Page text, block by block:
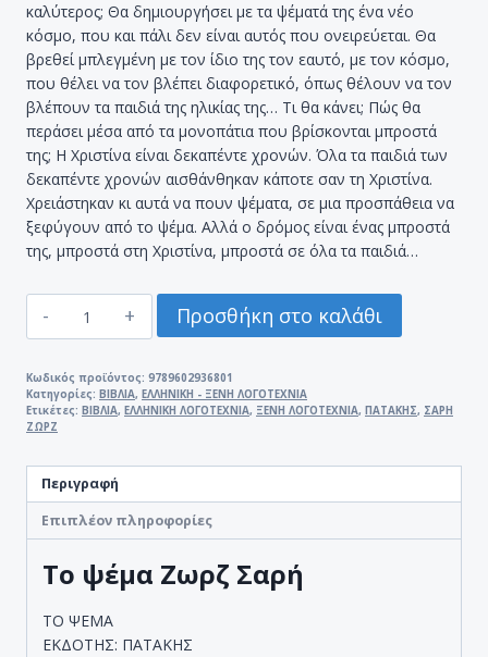
καλύτερος; Θα δημιουργήσει με τα ψέματά της ένα νέο
κόσμο, που και πάλι δεν είναι αυτός που ονειρεύεται. Θα
βρεθεί μπλεγμένη με τον ίδιο της τον εαυτό, με τον κόσμο,
που θέλει να τον βλέπει διαφορετικό, όπως θέλουν να τον
βλέπουν τα παιδιά της ηλικίας της… Τι θα κάνει; Πώς θα
περάσει μέσα από τα μονοπάτια που βρίσκονται μπροστά
της; Η Χριστίνα είναι δεκαπέντε χρονών. Όλα τα παιδιά των
δεκαπέντε χρονών αισθάνθηκαν κάποτε σαν τη Χριστίνα.
Χρειάστηκαν κι αυτά να πουν ψέματα, σε μια προσπάθεια να
ξεφύγουν από το ψέμα. Αλλά ο δρόμος είναι ένας μπροστά
της, μπροστά στη Χριστίνα, μπροστά σε όλα τα παιδιά…
ΨΕΜΑ
ΣΑΡΗ
ποσότητα
Προσθήκη στο καλάθι
Κωδικός προϊόντος: 9789602936801
Κατηγορίες: ΒΙΒΛΙΑ, ΕΛΛΗΝΙΚΗ - ΞΕΝΗ ΛΟΓΟΤΕΧΝΙΑ
Ετικέτες: ΒΙΒΛΙΑ, ΕΛΛΗΝΙΚΗ ΛΟΓΟΤΕΧΝΙΑ, ΞΕΝΗ ΛΟΓΟΤΕΧΝΙΑ, ΠΑΤΑΚΗΣ, ΣΑΡΗ
ΖΩΡΖ
Περιγραφή
Επιπλέον πληροφορίες
Το ψέμα Ζωρζ Σαρή
ΤΟ ΨΕΜΑ
ΕΚΔΟΤΗΣ: ΠΑΤΑΚΗΣ